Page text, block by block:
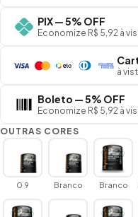
PIX — 5% OFF
Economize R$ 5,92 à
à
Boleto — 5% OFF
Economize R$ 5,92 à
OUTRAS CORES
0 9 Branco Branco